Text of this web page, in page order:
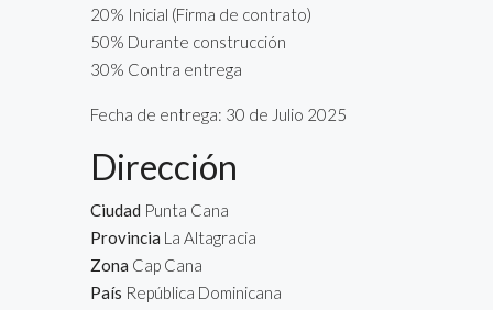
20% Inicial (Firma de contrato)
50% Durante construcción
30% Contra entrega
Fecha de entrega: 30 de Julio 2025
Dirección
Ciudad Punta Cana
Provincia La Altagracia
Zona Cap Cana
País República Dominicana